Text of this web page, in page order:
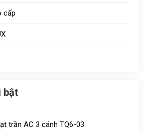
cấp
bật
trần AC 3 cánh TQ6-03